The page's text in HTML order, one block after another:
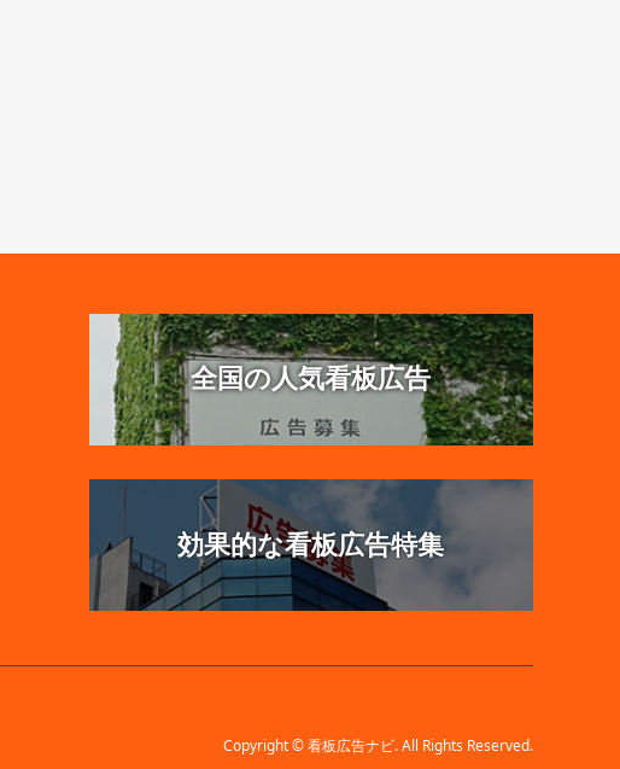
全国の人気看板広告
効果的な看板広告特集
Copyright©看板広告ナビ. All Rights Reserved.